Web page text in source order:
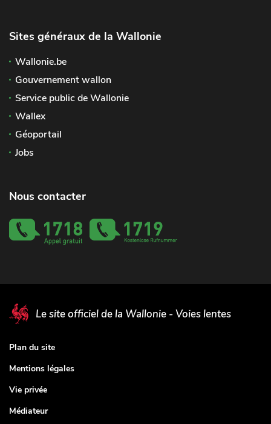
Sites généraux de la Wallonie
Wallonie.be
Gouvernement wallon
Service public de Wallonie
Wallex
Géoportail
Jobs
Nous contacter
Le site officiel de la Wallonie - Voies lentes
Plan du site
Mentions légales
Vie privée
Médiateur